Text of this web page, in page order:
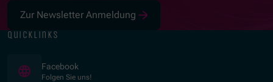
Zur Newsletter Anmeldung
quicklinks
Facebook
Folgen Sie uns!